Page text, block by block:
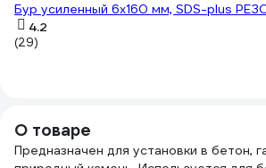
Бур усиленный 6х160 мм, SDS-plus
4.2
(29)
О товаре
Предназначен для установки в бетон,